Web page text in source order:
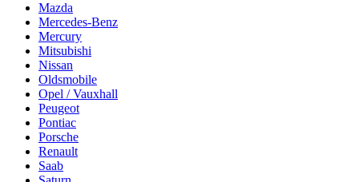
Mazda
Mercedes-Benz
Mercury
Mitsubishi
Nissan
Oldsmobile
Opel / Vauxhall
Peugeot
Pontiac
Porsche
Renault
Saab